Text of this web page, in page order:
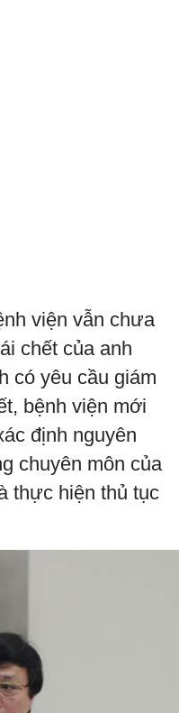
viện vẫn chưa
chết của anh
có yêu cầu giám
bệnh viện mới
định nguyên
chuyên môn của
thực hiện thủ tục